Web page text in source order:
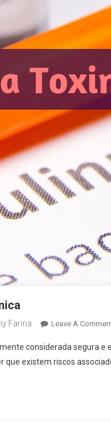
Farina Leave A
considerada segura
existem riscos